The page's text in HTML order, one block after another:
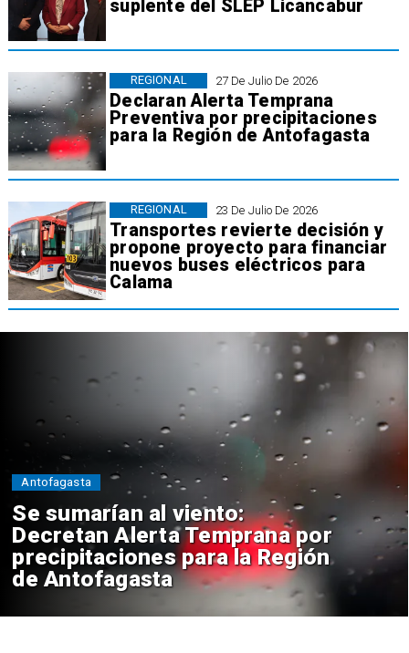
suplente del SLEP Licancabur
27 De Julio De 2026
Declaran Alerta Temprana
Preventiva por precipitaciones
para la Región de Antofagasta
REGIONAL
23 De Julio De 2026
Transportes revierte decisión y
propone proyecto para financiar
nuevos buses eléctricos para
Calama
REGIONAL
Se sumarían al viento:
Decretan Alerta Temprana por
precipitaciones para la Región
de Antofagasta
Antofagasta